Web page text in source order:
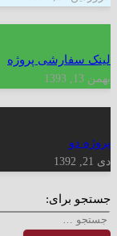
لینک سفارشی پروژه
بهمن 13, 1393
پروژه دو
دی 21, 1392
جستجو برای: